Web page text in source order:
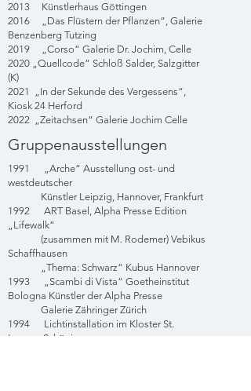
2013 Künstlerhaus Göttingen
2016 „Das Flüstern der Pflanzen“, Galerie
Benzenberg Tutzing
2019 „Corso“ Galerie Dr. Jochim, Celle
2020 „Quellcode“ Schloß Salder, Salzgitter
(K)
2021 „In der Sekunde des Vergessens“,
Kiosk 24 Herford
2022 „Zeitachsen“ Galerie Jochim Celle
Gruppenausstellungen
1991 „Arche“ Ausstellung ost- und
westdeutscher
Künstler Leipzig, Hannover, Frankfurt
1992 ART Basel, Alpha Presse Edition
„Lifewalk“
(zusammen mit M. Rodemer) Vebikus
Schaffhausen
„Thema: Schwarz“ Kubus Hannover
1993 „Scambi di Vista“ Goetheinstitut
Bologna Künstler der Alpha Presse
Galerie Zähringer Zürich
1994 Lichtinstallation im Kloster St.
Lorenz, Schöningen